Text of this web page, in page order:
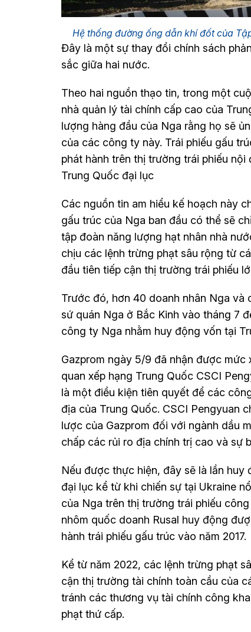
Hệ thống đường ống dẫn khí đốt của
Đây là một sự thay đổi chính sách
sắc giữa hai nước.
Theo hai nguồn thạo tin, trong một
nhà quản lý tài chính cấp cao của
lượng hàng đầu của Nga rằng họ sẽ
của các công ty này. Trái phiếu gấu
phát hành trên thị trường trái phiếu
Trung Quốc đại lục
Các nguồn tin am hiểu kế hoạch này
gấu trúc của Nga ban đầu có thể sẽ
tập đoàn năng lượng hạt nhân nhà
chịu các lệnh trừng phạt sâu rộng từ
đầu tiên tiếp cận thị trường trái phiếu
Trước đó, hơn 40 doanh nhân Nga
sứ quán Nga ở Bắc Kinh vào tháng 7
công ty Nga nhằm huy động vốn tại
Gazprom ngày 5/9 đã nhận được
quan xếp hạng Trung Quốc CSCI
là một điều kiện tiên quyết để các
địa của Trung Quốc. CSCI Pengyuan
lược của Gazprom đối với ngành dầu
chấp các rủi ro địa chính trị cao và sự
Nếu được thực hiện, đây sẽ là lần
đại lục kể từ khi chiến sự tại Ukraine
của Nga trên thị trường trái phiếu
nhôm quốc doanh Rusal huy động
hành trái phiếu gấu trúc vào năm 2017.
Kể từ năm 2022, các lệnh trừng phạt
cận thị trường tài chính toàn cầu của
tránh các thương vụ tài chính công
phạt thứ cấp.